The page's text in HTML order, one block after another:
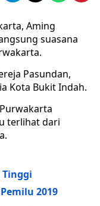
Aming
suasana
Pasundan,
Kota Bukit Indah.
terlihat dari
2019